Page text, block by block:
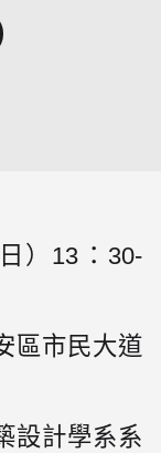
）13：30-
區市民大道
設計學系系